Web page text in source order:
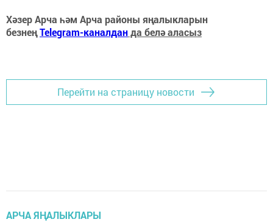
Хәзер Арча һәм Арча районы яңалыкларын
безнеңTelegram-каналданда белә аласыз
Перейти на страницу новости
АРЧА ЯҢАЛЫКЛАРЫ